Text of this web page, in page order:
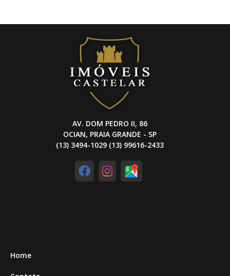
AV. DOM PEDRO II, 86
OCIAN, PRAIA GRANDE - SP
(13) 3494-1029 (13) 99616-2433
Home